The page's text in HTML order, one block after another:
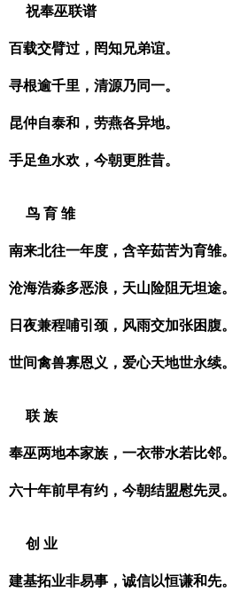
祝奉巫联谱
百载交臂过，罔知兄弟谊。
寻根逾千里，清源乃同一。
昆仲自泰和，劳燕各异地。
手足鱼水欢，今朝更胜昔。
鸟 育 雏
南来北往一年度，含辛茹苦为育雏。
沧海浩淼多恶浪，天山险阻无坦途。
日夜兼程哺引颈，风雨交加张困腹。
世间禽兽寡恩义，爱心天地世永续。
联 族
奉巫两地本家族，一衣带水若比邻。
六十年前早有约，今朝结盟慰先灵。
创 业
建基拓业非易事，诚信以恒谦和先。